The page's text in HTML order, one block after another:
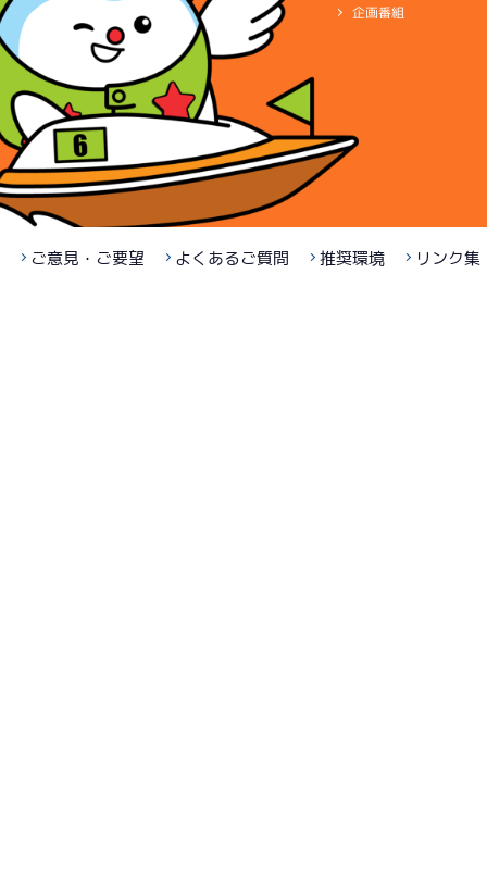
企画番組
ご意見・ご要望 よくあるご質問 推奨環境 リンク集